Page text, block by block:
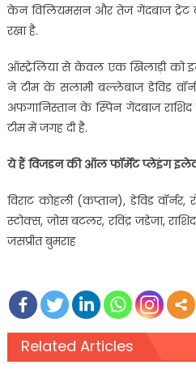
केन विलियमसन और तेज गेंदबाज ट्रेंट
रखा है.
ऑस्ट्रेलिया से केवल एक खिलाड़ी को
ने टीम के सलामी बल्लेबाज डेविड
अफगानिस्तान के स्पिन गेंदबाज
टीम में जगह दी है.
ये हैं विजडन की ऑल फॉर्मेट प्लेइंग
विराट कोहली (कप्तान), डेविड
स्टोक्स, जोस बटलर, रविंद्र जडेजा,
जसप्रीत बुमराह
Related Articles